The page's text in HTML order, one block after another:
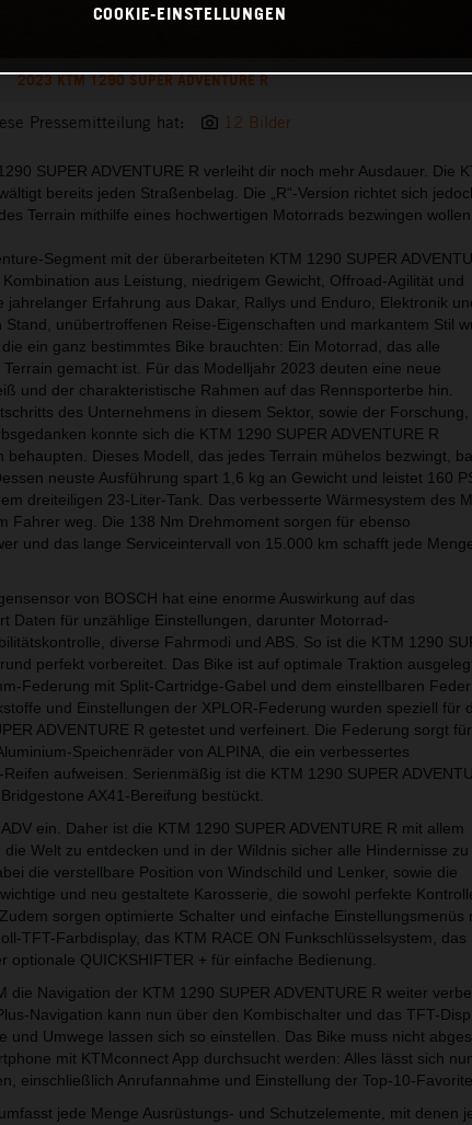
2023 KTM 1290 SUPER ADVENTURE R
Pressemitteilung hat: 12 Bilder
SUPER ADVENTURE R verleiht dir noch mehr Ausdauer. Die
bereits jeden Straßenbelag. Die „R“-Version richtet sich
Terrain mithilfe eines hochwertigen Motorrads bezwingen wollen.
Segment mit der überarbeiteten KTM 1290 SUPER
aus Leistung, niedrigem Gewicht, Offroad-Agilität und
jahrelanger Erfahrung aus Dakar, Rallys und Enduro, Elektronik
unübertroffenen Reise-Eigenschaften und markantem Stil
ein ganz bestimmtes Bike brauchten: Ein Motorrad, das alle
gemacht ist. Für das Modelljahr 2023 deuten eine neue
und der charakteristische Rahmen auf das Rennsporterbe hin.
des Unternehmens in diesem Sektor, sowie der Forschung,
konnte sich die KTM 1290 SUPER ADVENTURE R
Dieses Modell, das jedes Terrain mühelos bezwingt,
neuste Ausführung spart 1,6 kg an Gewicht und leistet 160
dreiteiligen 23-Liter-Tank. Das verbesserte Wärmesystem des
Fahrer weg. Die 138 Nm Drehmoment sorgen für ebenso
und das lange Serviceintervall von 15.000 km schafft jede
von BOSCH hat eine enorme Auswirkung auf das
Daten für unzählige Einstellungen, darunter Motorrad-
diverse Fahrmodi und ABS. So ist die KTM 1290
perfekt vorbereitet. Das Bike ist auf optimale Traktion
Federung mit Split-Cartridge-Gabel und dem einstellbaren
und Einstellungen der XPLOR-Federung wurden speziell für
ADVENTURE R getestet und verfeinert. Die Federung sorgt für
Speichenräder von ALPINA, die ein verbessertes
aufweisen. Serienmäßig ist die KTM 1290 SUPER
AX41-Bereifung bestückt.
ein. Daher ist die KTM 1290 SUPER ADVENTURE R mit allem
Welt zu entdecken und in der Wildnis sicher alle Hindernisse zu
die verstellbare Position von Windschild und Lenker, sowie die
und neu gestaltete Karosserie, die sowohl perfekte
sorgen optimierte Schalter und einfache Einstellungsmenüs
TFT-Farbdisplay, das KTM RACE ON Funkschlüsselsystem, das
optionale QUICKSHIFTER + für einfache Bedienung.
die Navigation der KTM 1290 SUPER ADVENTURE R weiter
Navigation kann nun über den Kombischalter und das TFT-
und Umwege lassen sich so einstellen. Das Bike muss nicht
mit KTMconnect App durchsucht werden: Alles lässt sich
einschließlich Anrufannahme und Einstellung der Top-10-
jede Menge Ausrüstungs- und Schutzelemente, mit denen
COOKIE-EINSTELLUNGEN